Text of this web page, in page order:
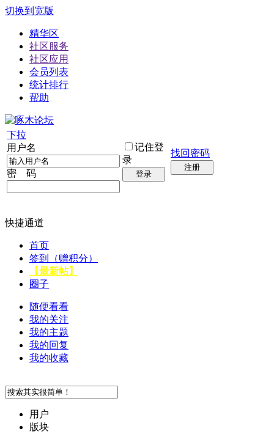
切换到宽版
精华区
社区服务
社区应用
会员列表
统计排行
帮助
下拉
用户名
密 码
记住登
录
登录
找回密码
注册
快捷通道
首页
签到（赠积分）
【最新帖】
圈子
随便看看
我的关注
我的主题
我的回复
我的收藏
用户
版块